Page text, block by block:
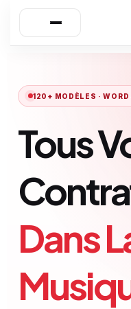
120+ MODÈLES · WORD
Tous
Dans